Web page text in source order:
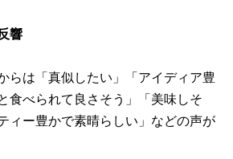
響
らは「真似したい」「アイディア豊
食べられて良さそう」「美味しそ
ィー豊かで素晴らしい」などの声が